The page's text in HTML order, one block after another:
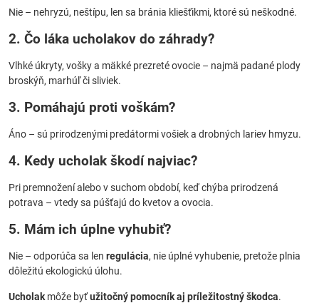
Nie – nehryzú, neštípu, len sa bránia kliešťikmi, ktoré sú neškodné.
2. Čo láka ucholakov do záhrady?
Vlhké úkryty, vošky a mäkké prezreté ovocie – najmä padané plody
broskýň, marhúľ či sliviek.
3. Pomáhajú proti voškám?
Áno – sú prirodzenými predátormi vošiek a drobných lariev hmyzu.
4. Kedy ucholak škodí najviac?
Pri premnožení alebo v suchom období, keď chýba prirodzená
potrava – vtedy sa púšťajú do kvetov a ovocia.
5. Mám ich úplne vyhubiť?
Nie – odporúča sa len regulácia, nie úplné vyhubenie, pretože plnia
dôležitú ekologickú úlohu.
Ucholak môže byťužitočný pomocník aj príležitostný škodca.